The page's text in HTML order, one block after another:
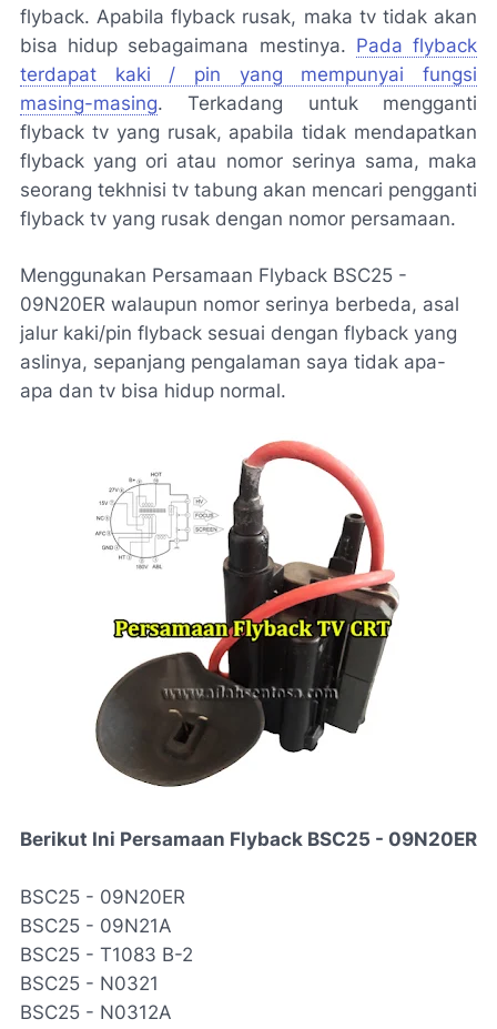
flyback. Apabila flyback rusak, maka tv tidak akan
bisa hidup sebagaimana mestinya. Pada flyback
terdapat kaki / pin yang mempunyai fungsi
masing-masing. Terkadang untuk mengganti
flyback tv yang rusak, apabila tidak mendapatkan
flyback yang ori atau nomor serinya sama, maka
seorang tekhnisi tv tabung akan mencari pengganti
flyback tv yang rusak dengan nomor persamaan.
Menggunakan Persamaan Flyback BSC25 -
09N20ER walaupun nomor serinya berbeda, asal
jalur kaki/pin flyback sesuai dengan flyback yang
aslinya, sepanjang pengalaman saya tidak apa-
apa dan tv bisa hidup normal.
Berikut Ini Persamaan Flyback BSC25 - 09N20ER
BSC25 - 09N20ER
BSC25 - 09N21A
BSC25 - T1083 B-2
BSC25 - N0321
BSC25 - N0312A